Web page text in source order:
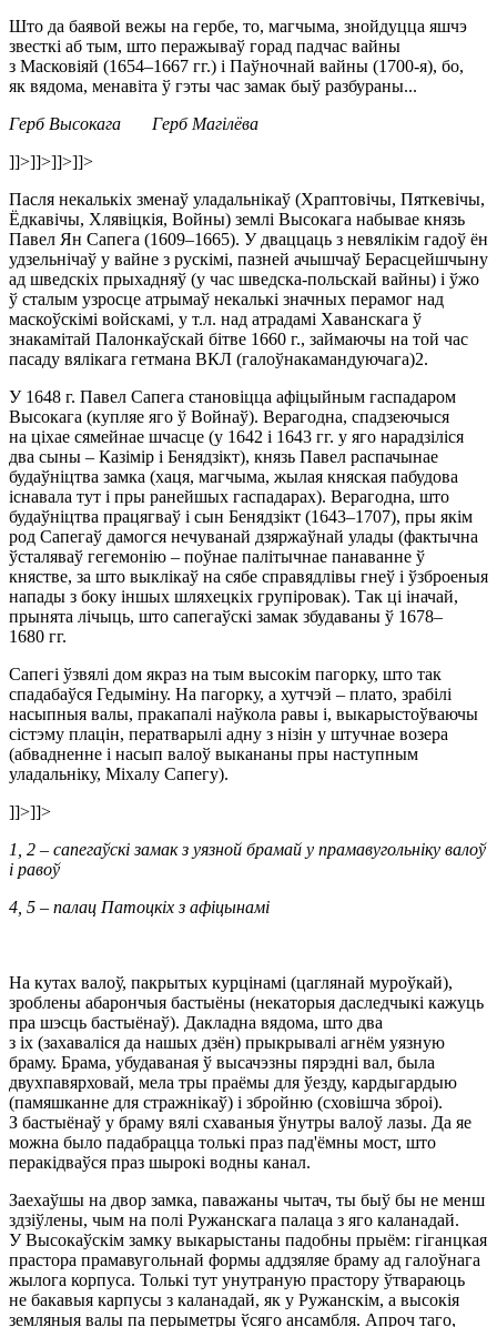
Што да баявой вежы на гербе, то, магчыма, знойдуцца яшчэ
звесткі аб тым, што перажываў горад падчас вайны
з Масковіяй (1654–1667 гг.) і Паўночнай вайны (1700-я), бо,
як вядома, менавіта ў гэты час замак быў разбураны...
Герб Высокага Герб Магiлёва
]]>]]>]]>]]>
Пасля некалькіх зменаў уладальнікаў (Храптовічы, Пяткевічы,
Ёдкавічы, Хлявіцкія, Войны) землі Высокага набывае князь
Павел Ян Сапега (1609–1665). У дваццаць з невялікім гадоў ён
удзельнічаў у вайне з рускімі, пазней ачышчаў Берасцейшчыну
ад шведскіх прыхадняў (у час шведска-польскай вайны) і ўжо
ў сталым узросце атрымаў некалькі значных перамог над
маскоўскімі войскамі, у т.л. над атрадамі Хаванскага ў
знакамітай Палонкаўскай бітве 1660 г., займаючы на той час
пасаду вялікага гетмана ВКЛ (галоўнакамандуючага)2.
У 1648 г. Павел Сапега становіцца афіцыйным гаспадаром
Высокага (купляе яго ў Войнаў). Верагодна, спадзеючыся
на ціхае сямейнае шчасце (у 1642 і 1643 гг. у яго нарадзіліся
два сыны – Казімір і Бенядзікт), князь Павел распачынае
будаўніцтва замка (хаця, магчыма, жылая княская пабудова
існавала тут і пры ранейшых гаспадарах). Верагодна, што
будаўніцтва працягваў і сын Бенядзікт (1643–1707), пры якім
род Сапегаў дамогся нечуванай дзяржаўнай улады (фактычна
ўсталяваў гегемонію – поўнае палітычнае панаванне ў
княстве, за што выклікаў на сябе справядлівы гнеў і ўзброеныя
напады з боку іншых шляхецкіх групіровак). Так ці іначай,
прынята лічыць, што сапегаўскі замак збудаваны ў 1678–
1680 гг.
Сапегі ўзвялі дом якраз на тым высокім пагорку, што так
спадабаўся Гедыміну. На пагорку, а хутчэй – плато, зрабілі
насыпныя валы, пракапалі наўкола равы і, выкарыстоўваючы
сістэму плацін, ператварылі адну з нізін у штучнае возера
(абвадненне і насып валоў выкананы пры наступным
уладальніку, Міхалу Сапегу).
]]>]]>
1, 2 – сапегаўскі замак з уязной брамай у прамавугольніку валоў
і равоў
4, 5 – палац Патоцкіх з афіцынамі
На кутах валоў, пакрытых курцінамі (цаглянай муроўкай),
зроблены абарончыя бастыёны (некаторыя даследчыкі кажуць
пра шэсць бастыёнаў). Дакладна вядома, што два
з іх (захаваліся да нашых дзён) прыкрывалі агнём уязную
браму. Брама, убудаваная ў высачэзны пярэдні вал, была
двухпавярховай, мела тры праёмы для ўезду, кардыгардыю
(памяшканне для стражнікаў) і збройню (сховішча зброі).
З бастыёнаў у браму вялі схаваныя ўнутры валоў лазы. Да яе
можна было падабрацца толькі праз пад'ёмны мост, што
перакідваўся праз шырокі водны канал.
Заехаўшы на двор замка, паважаны чытач, ты быў бы не менш
здзіўлены, чым на полі Ружанскага палаца з яго каланадай.
У Высокаўскім замку выкарыстаны падобны прыём: гіганцкая
прастора прамавугольнай формы аддзяляе браму ад галоўнага
жылога корпуса. Толькі тут унутраную прастору ўтвараюць
не бакавыя карпусы з каланадай, як у Ружанскім, а высокія
земляныя валы па перыметры ўсяго ансамбля. Апроч таго,